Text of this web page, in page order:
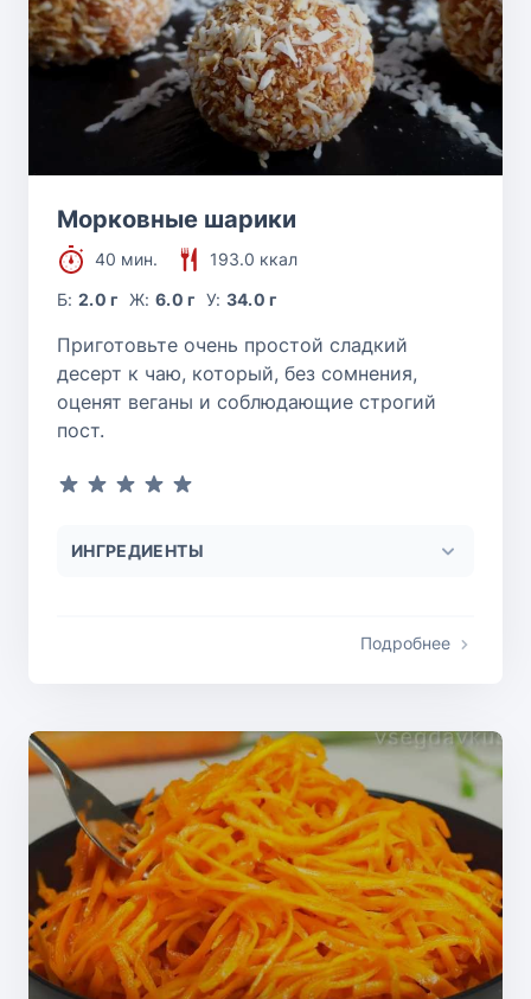
Морковные шарики
40 мин.
193.0 ккал
Б:2.0 г Ж: 6.0 г У: 34.0 г
Приготовьте очень простой сладкий
десерт к чаю, который, без сомнения,
оценят веганы и соблюдающие строгий
пост.
ИНГРЕДИЕНТЫ
Подробнее